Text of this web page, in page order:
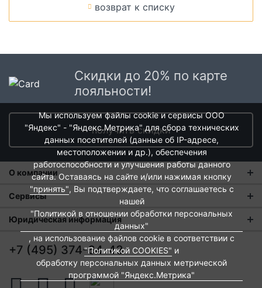
возврат к списку
Скидки до 20% по карте
лояльности!
получить скидки
О компании
О нас
Магазины
Новости
Контакты
Сервисы
Оплата и тарифы доставки
Обмен и возврат
Евродом-бонус
Подарочные сертификаты
Юридическая информация
Пользовательское соглашение
Политика обработки персональных данных
Политика cookies
+7 (495) 374-64-43
Мы используем файлы cookie и сервисы ООО
"Яндекс" - "Яндекс.Метрика" для сбора технических
данных посетителей (данные об IP-адресе,
местоположении и др.), обеспечения
работоспособности и улучшения работы данного
сайта. Оставаясь на сайте и/или нажимая кнопку
"принять", Вы подтверждаете, что соглашаетесь с
нашей
"Политикой в отношении обработки персональных
данных"
, на использование файлов cookie в соответствии с
"Политикой COOKIES" и
обработку персональных данных метрической
программой "Яндекс.Метрика"